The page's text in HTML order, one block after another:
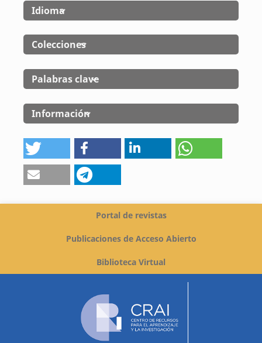
Idioma
Colecciones
Palabras clave
Información
Portal de revistas
Publicaciones de Acceso Abierto
Biblioteca Virtual